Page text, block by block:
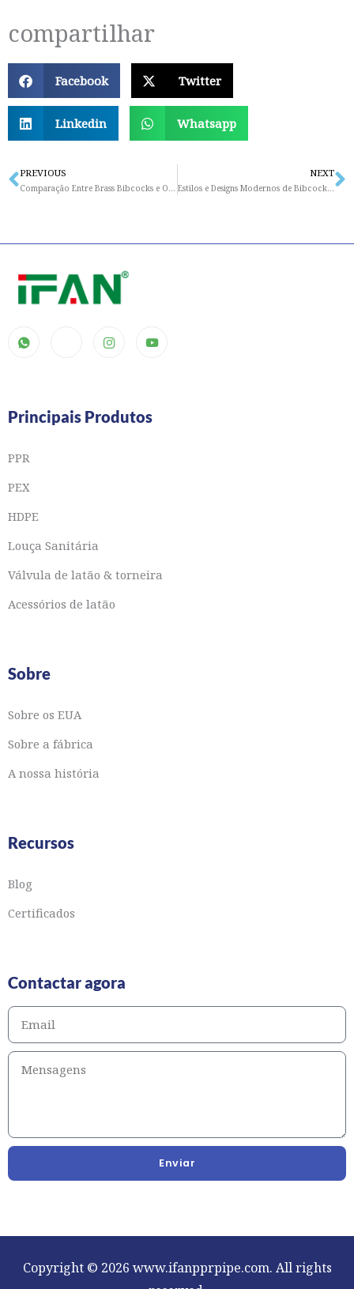
compartilhar
Facebook Twitter
Linkedin Whatsapp
Prev
PREVIOUS
Comparação Entre Brass Bibcocks e Outros Materiais de Torneiras
NEXT
Estilos e Designs Modernos de Bibcocks de Latão para Sua Casa
Principais Produtos
PPR
PEX
HDPE
Louça Sanitária
Válvula de latão & torneira
Acessórios de latão
Sobre
Sobre os EUA
Sobre a fábrica
A nossa história
Recursos
Blog
Certificados
Contactar agora
Enviar
Copyright © 2026 www.ifanpprpipe.com. All rights